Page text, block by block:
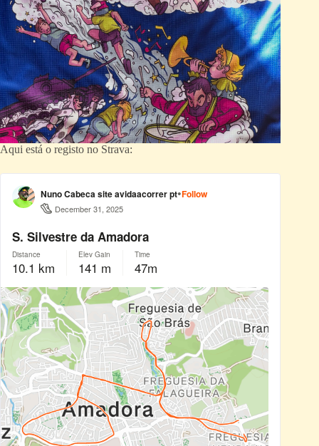
Aqui está o registo no Strava: